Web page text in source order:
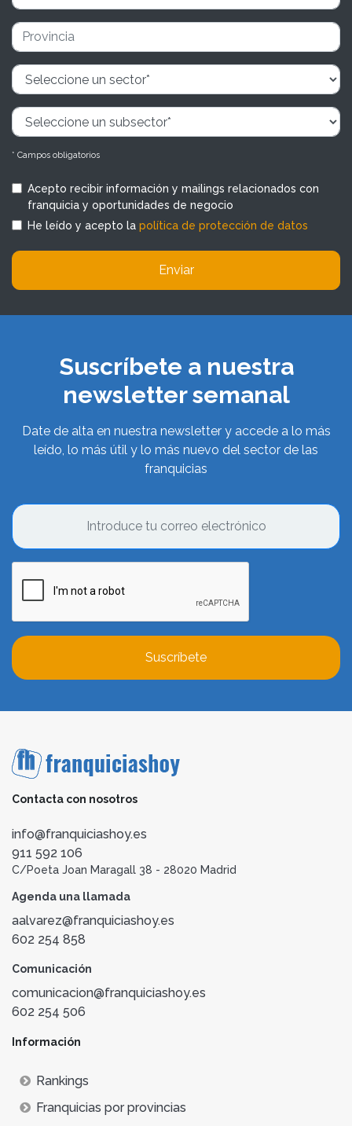
* Campos obligatorios
Acepto recibir información y mailings relacionados con
franquicia y oportunidades de negocio
He leído y acepto la política de protección de datos
Enviar
Suscríbete a nuestra
newsletter semanal
Date de alta en nuestra newsletter y accede a lo más
leído, lo más útil y lo más nuevo del sector de las
franquicias
Suscríbete
Contacta con nosotros
info@franquiciashoy.es
911 592 106
C/Poeta Joan Maragall 38 - 28020 Madrid
Agenda una llamada
aalvarez@franquiciashoy.es
602 254 858
Comunicación
comunicacion@franquiciashoy.es
602 254 506
Información
Rankings
Franquicias por provincias